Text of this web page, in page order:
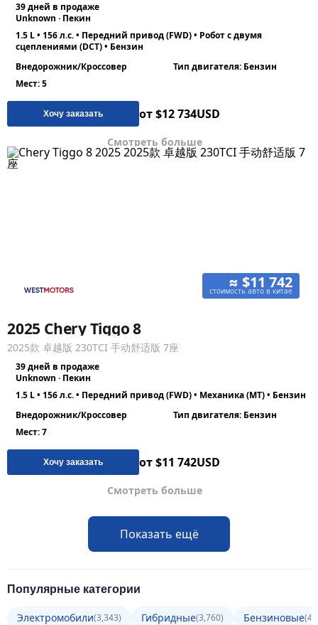
39 дней в продаже
Unknown · Пекин
1.5 L • 156 л.с. • Передний привод (FWD) • Робот с двумя
сцеплениями (DCT) • Бензин
Внедорожник/Кроссовер
Тип двигателя: Бензин
Мест: 5
Хочу заказать от $12 734USD
Смотреть больше
≈ $11 742
стоимость авто в китае
2025 Chery Tiggo 8
2025款 卓越版 230TCI 手动舒适版 7座
39 дней в продаже
Unknown · Пекин
1.5 L • 156 л.с. • Передний привод (FWD) • Механика (MT) • Бензин
Внедорожник/Кроссовер
Тип двигателя: Бензин
Мест: 7
Хочу заказать от $11 742USD
Смотреть больше
Показать ещё
Популярные категории
Электромобили(3,343) Гибридные(3,760) Бензиновые